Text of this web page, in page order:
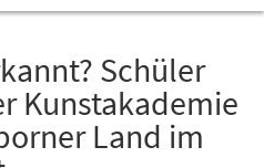
Schüler
Kunstakademie
Land im